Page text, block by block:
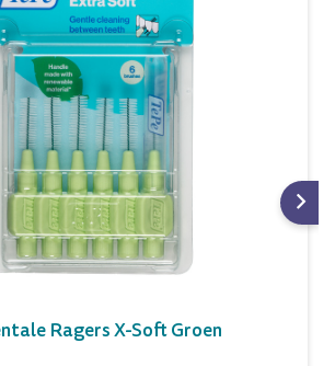
Ragers X-Soft Groen